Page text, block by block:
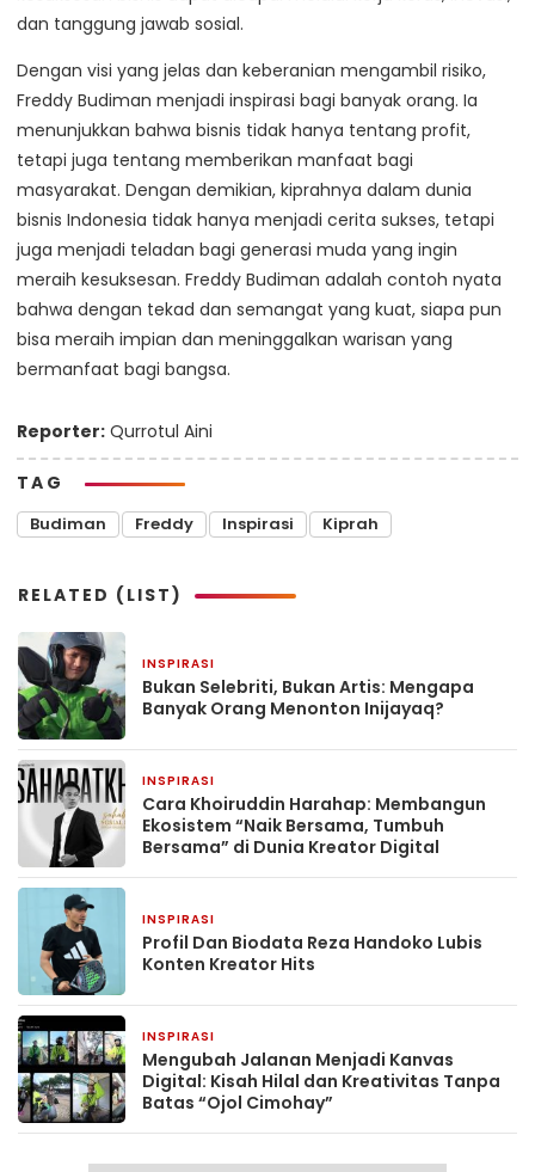
dan tanggung jawab sosial.
Dengan visi yang jelas dan keberanian mengambil risiko,
Freddy Budiman menjadi inspirasi bagi banyak orang. Ia
menunjukkan bahwa bisnis tidak hanya tentang profit,
tetapi juga tentang memberikan manfaat bagi
masyarakat. Dengan demikian, kiprahnya dalam dunia
bisnis Indonesia tidak hanya menjadi cerita sukses, tetapi
juga menjadi teladan bagi generasi muda yang ingin
meraih kesuksesan. Freddy Budiman adalah contoh nyata
bahwa dengan tekad dan semangat yang kuat, siapa pun
bisa meraih impian dan meninggalkan warisan yang
bermanfaat bagi bangsa.
Reporter: Qurrotul Aini
TAG
Budiman Freddy Inspirasi Kiprah
RELATED (LIST)
INSPIRASI
Bukan Selebriti, Bukan Artis: Mengapa
Banyak Orang Menonton Inijayaq?
INSPIRASI
Cara Khoiruddin Harahap: Membangun
Ekosistem “Naik Bersama, Tumbuh
Bersama” di Dunia Kreator Digital
INSPIRASI
Profil Dan Biodata Reza Handoko Lubis
Konten Kreator Hits
INSPIRASI
Mengubah Jalanan Menjadi Kanvas
Digital: Kisah Hilal dan Kreativitas Tanpa
Batas “Ojol Cimohay”